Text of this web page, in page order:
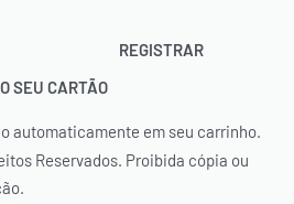
REGISTRAR
SEU CARTÃO
automaticamente em seu carrinho.
Reservados. Proibida cópia ou